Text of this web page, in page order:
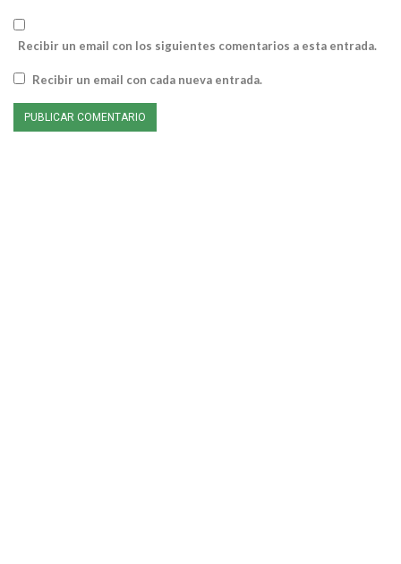
Recibir un email con los siguientes comentarios a esta entrada.
Recibir un email con cada nueva entrada.